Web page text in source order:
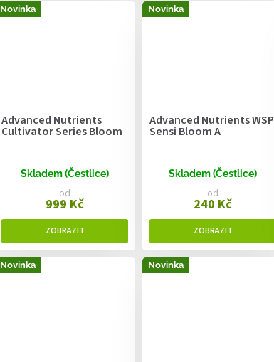
Novinka
Advanced Nutrients
Cultivator Series Bloom
Skladem (Čestlice)
od
999 Kč
Novinka
Advanced Nutrients WSP
Sensi Bloom A
Skladem (Čestlice)
od
240 Kč
Novinka Novinka